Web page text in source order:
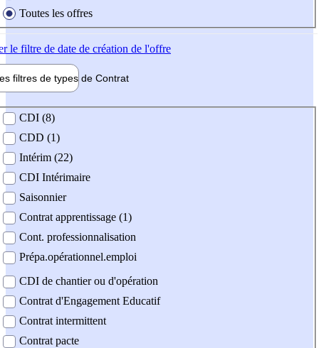
Toutes les offres
le filtre de date de création de l'offre
filtres de types de Contrat
contrat
CDI (8)
CDD (1)
Intérim (22)
CDI Intérimaire
Saisonnier
Contrat apprentissage (1)
Cont. professionnalisation
Prépa.opérationnel.emploi
CDI de chantier ou d'opération
Contrat d'Engagement Educatif
Contrat intermittent
Contrat pacte